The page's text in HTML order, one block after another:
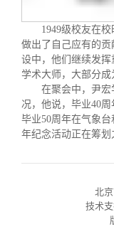
1949级校友在校
做出了自己应有的
设中，他们继续发
学术大师，大部分成
在聚会中，尹宏
况，他说，毕业40周
毕业50周年在气象
年纪念活动正在筹
北
技术